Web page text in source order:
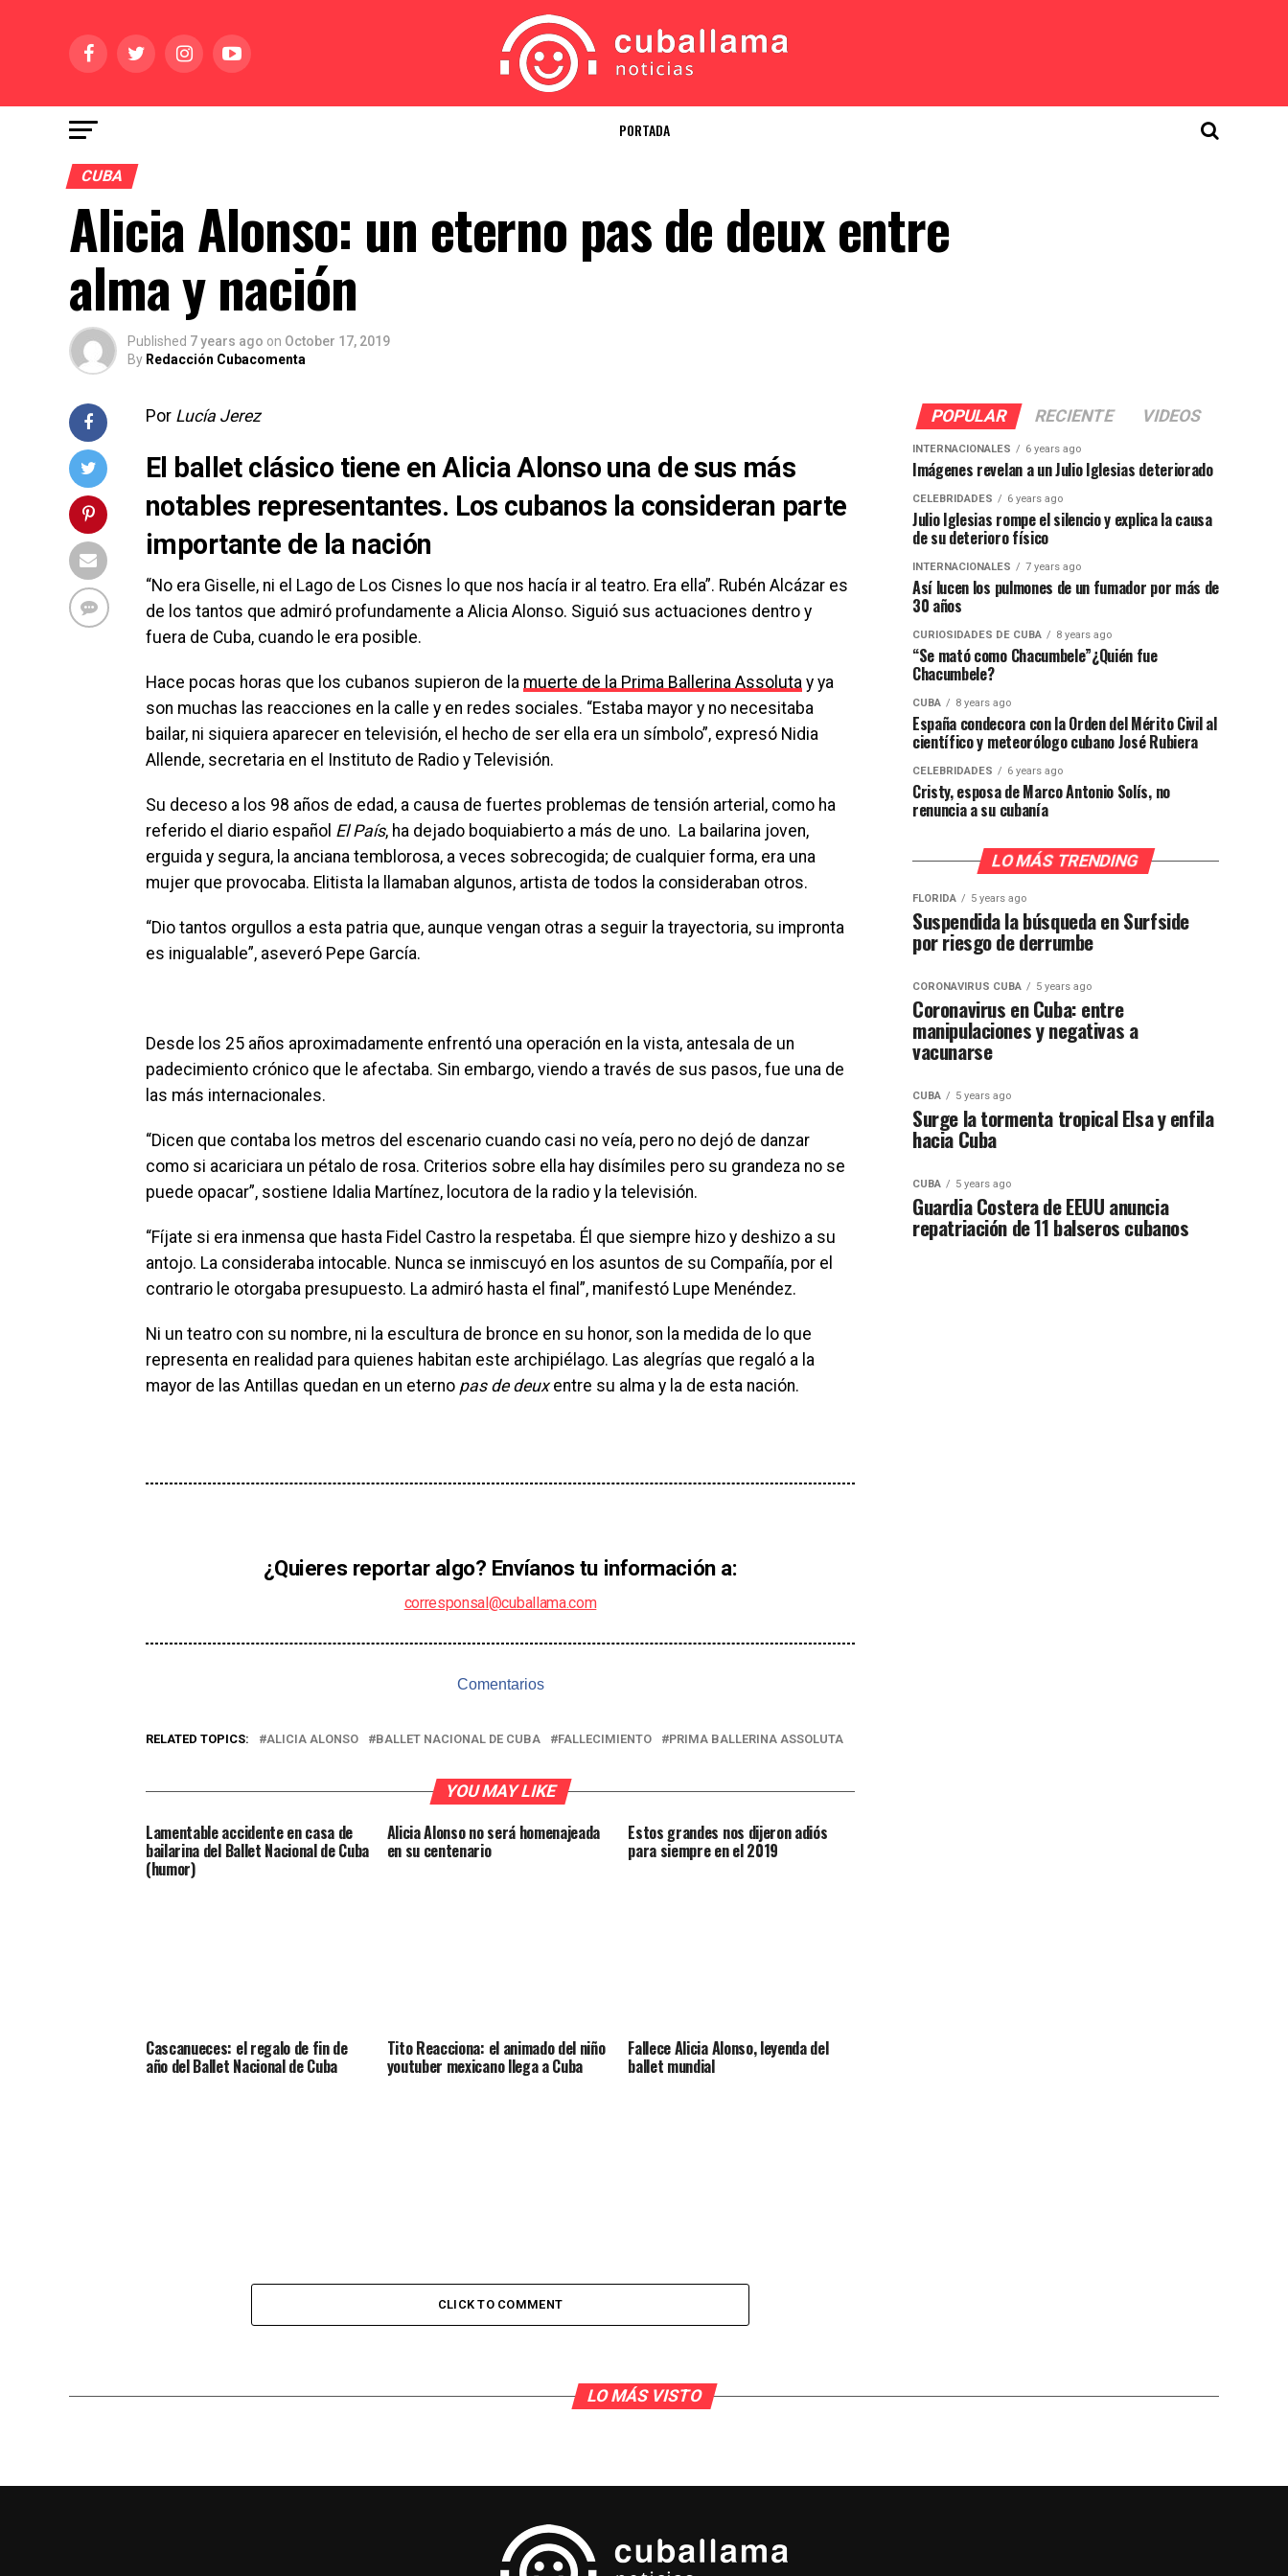
PORTADA
CUBA
Alicia Alonso: un eterno pas de deux entre
alma y nación
Published 7 years ago on October 17, 2019
By Redacción Cubacomenta
Por Lucía Jerez
El ballet clásico tiene en Alicia Alonso una de sus más
notables representantes. Los cubanos la consideran parte
importante de la nación
“No era Giselle, ni el Lago de Los Cisnes lo que nos hacía ir al teatro. Era ella”. Rubén Alcázar es
de los tantos que admiró profundamente a Alicia Alonso. Siguió sus actuaciones dentro y
fuera de Cuba, cuando le era posible.
Hace pocas horas que los cubanos supieron de la muerte de la Prima Ballerina Assoluta y ya
son muchas las reacciones en la calle y en redes sociales. “Estaba mayor y no necesitaba
bailar, ni siquiera aparecer en televisión, el hecho de ser ella era un símbolo”, expresó Nidia
Allende, secretaria en el Instituto de Radio y Televisión.
Su deceso a los 98 años de edad, a causa de fuertes problemas de tensión arterial, como ha
referido el diario español El País, ha dejado boquiabierto a más de uno. La bailarina joven,
erguida y segura, la anciana temblorosa, a veces sobrecogida; de cualquier forma, era una
mujer que provocaba. Elitista la llamaban algunos, artista de todos la consideraban otros.
“Dio tantos orgullos a esta patria que, aunque vengan otras a seguir la trayectoria, su impronta
es inigualable”, aseveró Pepe García.
Desde los 25 años aproximadamente enfrentó una operación en la vista, antesala de un
padecimiento crónico que le afectaba. Sin embargo, viendo a través de sus pasos, fue una de
las más internacionales.
“Dicen que contaba los metros del escenario cuando casi no veía, pero no dejó de danzar
como si acariciara un pétalo de rosa. Criterios sobre ella hay disímiles pero su grandeza no se
puede opacar”, sostiene Idalia Martínez, locutora de la radio y la televisión.
“Fíjate si era inmensa que hasta Fidel Castro la respetaba. Él que siempre hizo y deshizo a su
antojo. La consideraba intocable. Nunca se inmiscuyó en los asuntos de su Compañía, por el
contrario le otorgaba presupuesto. La admiró hasta el final”, manifestó Lupe Menéndez.
Ni un teatro con su nombre, ni la escultura de bronce en su honor, son la medida de lo que
representa en realidad para quienes habitan este archipiélago. Las alegrías que regaló a la
mayor de las Antillas quedan en un eterno pas de deuxentre su alma y la de esta nación.
¿Quieres reportar algo? Envíanos tu información a:
corresponsal@cuballama.com
Comentarios
RELATED TOPICS: ALICIA ALONSO BALLET NACIONAL DE CUBA FALLECIMIENTO PRIMA BALLERINA ASSOLUTA
YOU MAY LIKE
Lamentable accidente en casa de
bailarina del Ballet Nacional de Cuba
(humor)
Alicia Alonso no será homenajeada
en su centenario
Estos grandes nos dijeron adiós
para siempre en el 2019
Cascanueces: el regalo de fin de
año del Ballet Nacional de Cuba
Tito Reacciona: el animado del niño
youtuber mexicano llega a Cuba
Fallece Alicia Alonso, leyenda del
ballet mundial
CLICK TO COMMENT
POPULAR RECIENTE VIDEOS
INTERNACIONALES 6 years ago
Imágenes revelan a un Julio Iglesias deteriorado
CELEBRIDADES 6 years ago
Julio Iglesias rompe el silencio y explica la causa
de su deterioro físico
INTERNACIONALES 7 years ago
Así lucen los pulmones de un fumador por más de
30 años
CURIOSIDADES DE CUBA 8 years ago
“Se mató como Chacumbele”¿Quién fue
Chacumbele?
CUBA 8 years ago
España condecora con la Orden del Mérito Civil al
científico y meteorólogo cubano José Rubiera
CELEBRIDADES 6 years ago
Cristy, esposa de Marco Antonio Solís, no
renuncia a su cubanía
LO MÁS TRENDING
FLORIDA 5 years ago
Suspendida la búsqueda en Surfside
por riesgo de derrumbe
CORONAVIRUS CUBA 5 years ago
Coronavirus en Cuba: entre
manipulaciones y negativas a
vacunarse
CUBA 5 years ago
Surge la tormenta tropical Elsa y enfila
hacia Cuba
CUBA 5 years ago
Guardia Costera de EEUU anuncia
repatriación de 11 balseros cubanos
LO MÁS VISTO